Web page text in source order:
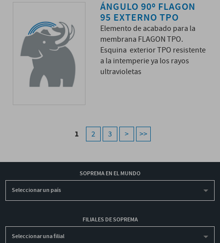
ÁNGULO 90º FLAGON
95 EXTERNO TPO
Elemento de acabado para la
membrana FLAGON TPO.
Esquina exterior TPO resistente
a la intemperie ya los rayos
ultravioletas
1 2 3 > >>
SOPREMA EN EL MUNDO
Seleccionar un país
FILIALES DE SOPREMA
Seleccionar una filial